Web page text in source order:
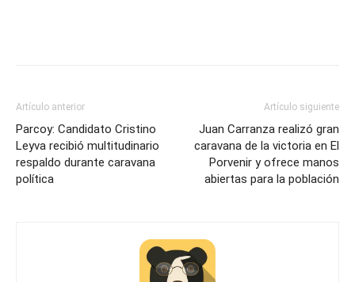
Artículo anterior
Parcoy: Candidato Cristino
Leyva recibió multitudinario
respaldo durante caravana
política
Artículo siguiente
Juan Carranza realizó gran
caravana de la victoria en El
Porvenir y ofrece manos
abiertas para la población